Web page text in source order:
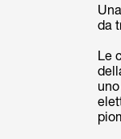
da
Le